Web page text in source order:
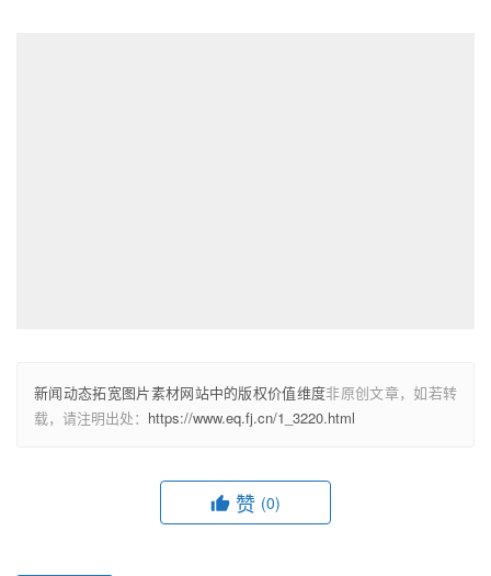
新闻动态拓宽图片素材网站中的版权价值维度非原创文章，如若转
载，请注明出处： https://www.eq.fj.cn/1_3220.html
赞 (0)